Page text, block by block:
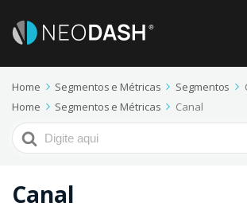
Home Segmentos e Métricas Segmentos
Home
Segmentos e Métricas Canal
Procurar
por
Canal